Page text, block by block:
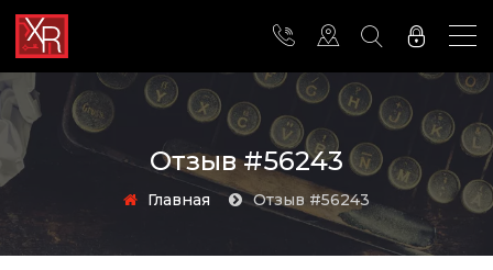
Отзыв #56243
Главная Отзыв #56243